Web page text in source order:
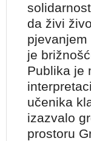
da živi
je
Publika je
učenika
izazvalo
prostoru